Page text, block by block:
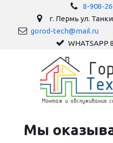
8-908-
г. Пермь ул.
gorod-tech@mail.ru
WHATSAPP
Мы